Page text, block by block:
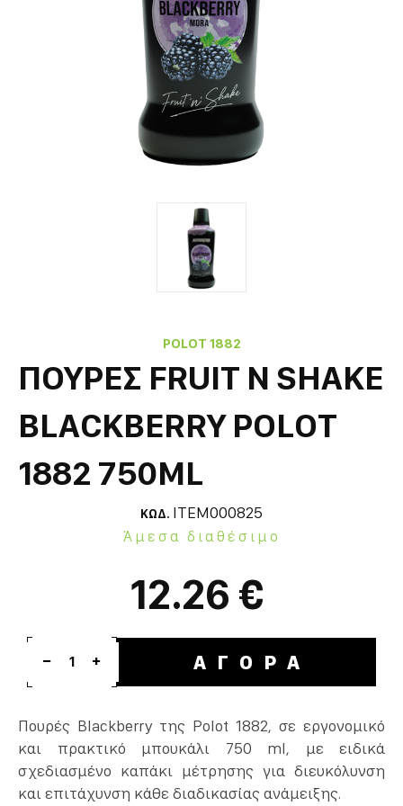
POLOT 1882
ΠΟΥΡΕΣ FRUIT N SHAKE
BLACKBERRY POLOT
1882 750ML
ΚΩΔ. ITEM000825
Άμεσα διαθέσιμο
12.26 €
1 ΑΓΟΡΑ
Πουρές Blackberry της Polot 1882, σε εργονομικό
και πρακτικό μπουκάλι 750 ml, με ειδικά
σχεδιασμένο καπάκι μέτρησης για διευκόλυνση
και επιτάχυνση κάθε διαδικασίας ανάμειξης.